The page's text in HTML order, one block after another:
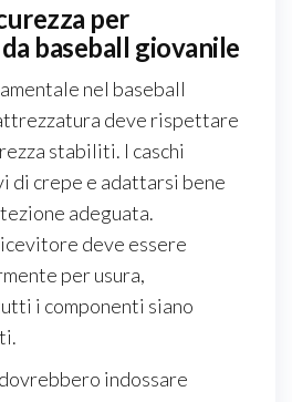
per
baseball giovanile
nel baseball
deve rispettare
stabiliti. I caschi
di crepe e adattarsi bene
adeguata.
deve essere
per usura,
i componenti siano
indossare